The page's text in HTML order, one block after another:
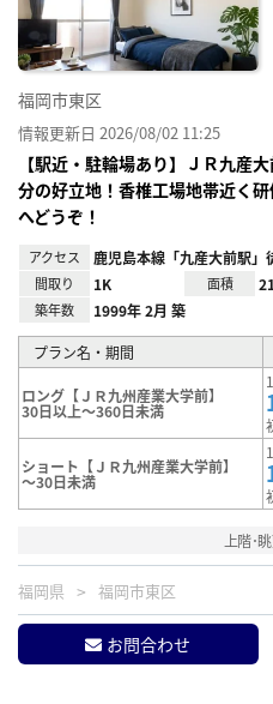
福岡市東区
情報更新日 2026/08/02 11:25
【駅近・駐輪場あり】ＪＲ九産
分の好立地！香椎工場地帯近く
へどうぞ！
アクセス 鹿児島本線「九産大前駅」
間取り 1K 面積
築年数 1999年 2月 築
プラン名・期間
ロング【ＪＲ九州産業大学前】
30日以上～360日未満
ショート【ＪＲ九州産業大学前】
～30日未満
上階･
福岡県 福岡市東区
お問合わせ